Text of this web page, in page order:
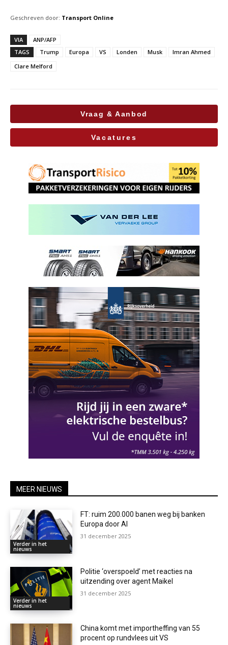
Geschreven door: Transport Online
VIA
ANP/AFP
TAGS
Trump Europa VS Londen Musk
Imran Ahmed
Clare Melford
Vraag & Aanbod
Vacatures
MEER NIEUWS
Verder in het
nieuws
FT: ruim 200.000 banen weg bij banken
Europa door AI
31 december 2025
Verder in het
nieuws
Politie ‘overspoeld’ met reacties na
uitzending over agent Maikel
31 december 2025
China komt met importheffing van 55
procent op rundvlees uit VS